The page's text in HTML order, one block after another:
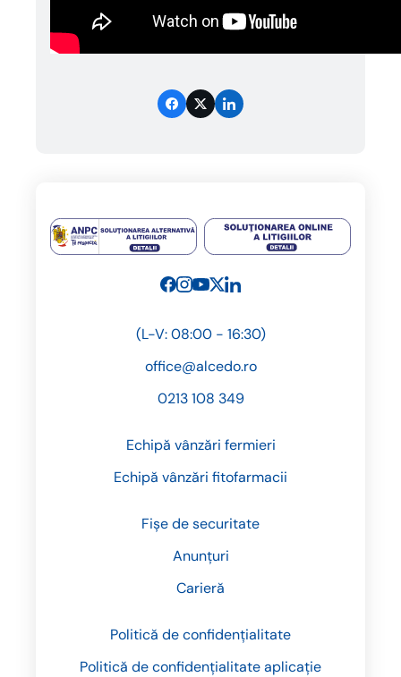
Fișe de securitate
Anunțuri
Carieră
Politică de confidențialitate
Politică de confidențialitate aplicație
(L-V: 08:00 - 16:30)
office@alcedo.ro
0213 108 349
Echipă vânzări fermieri
Echipă vânzări fitofarmacii